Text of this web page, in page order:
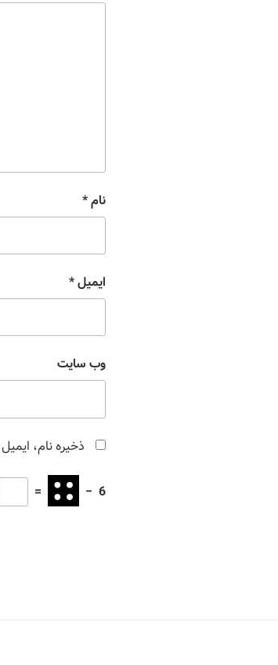
نام*
ایمیل*
وب‌ سایت
ذخیره نام،
6
−
=